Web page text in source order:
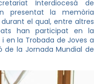
Interdiocesà de
presentat la memòria
el qual, entre altres
han participat en la
en la Trobada de Joves a
la Jornada Mundial de